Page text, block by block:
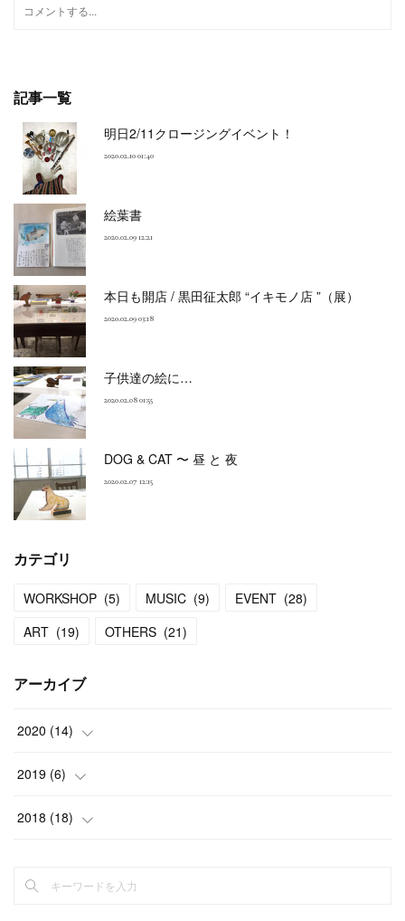
記事一覧
明日2/11クロージングイベント！
2020.02.10 01:40
絵葉書
2020.02.09 12:21
本日も開店 / 黒田征太郎 “イキモノ店 ”（展）
2020.02.09 03:18
子供達の絵に…
2020.02.08 01:55
DOG & CAT 〜 昼 と 夜
2020.02.07 12:15
カテゴリ
WORKSHOP (5) MUSIC (9) EVENT (28)
ART (19) OTHERS (21)
アーカイブ
2020 (14)
(9
( 5)
2019 (6)
(1)
2018 (18)